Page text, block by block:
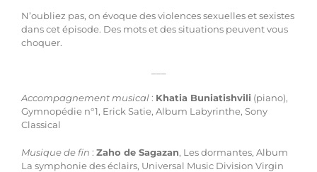
N’oubliez pas, on évoque des violences sexuelles et sexistes
dans cet épisode. Des mots et des situations peuvent vous
choquer.
Accompagnement musical: Khatia Buniatishvili (piano),
Gymnopédie n°1, Erick Satie, Album Labyrinthe, Sony
Classical
Musique de fin : Zaho de Sagazan, Les dormantes, Album
La symphonie des éclairs, Universal Music Division Virgin